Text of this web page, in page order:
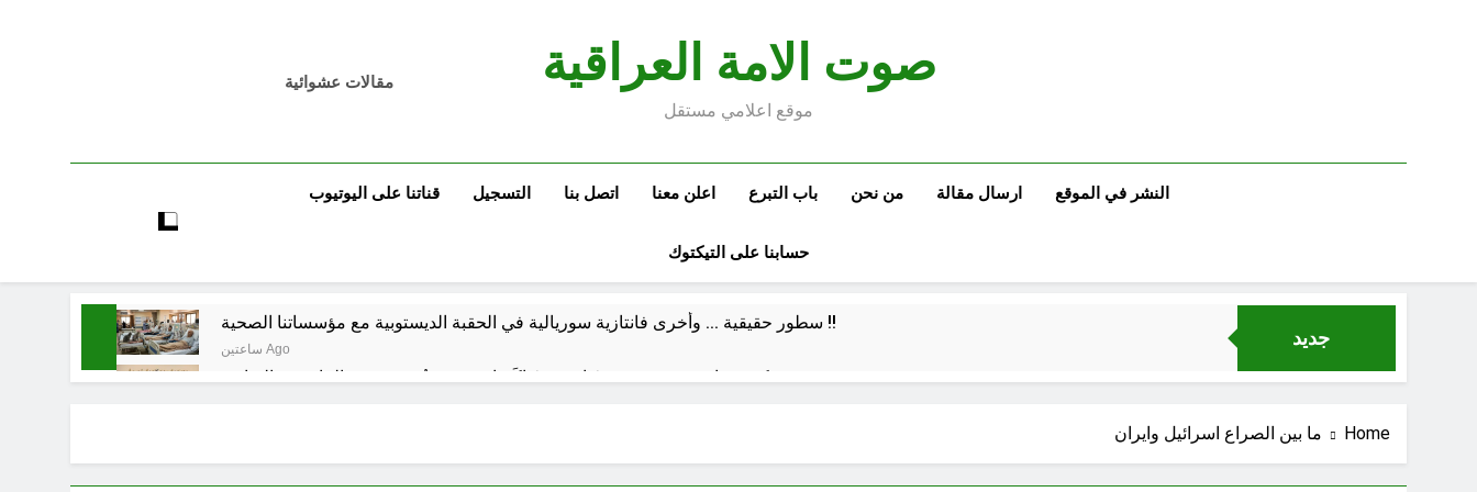
صوت الامة العراقية
موقع اعلامي مستقل
مقالات عشوائية
النشر في الموقع ارسال مقالة من نحن باب التبرع اعلن معنا اتصل بنا التسجيل قناتنا على اليوتيوب
حسابنا على التيكتوك
جديد
سطور حقيقية … وأخرى فانتازية سوريالية في الحقبة الديستوبية مع مؤسساتنا الصحية !!
ساعتين Ago
كتب ثقافية جديدة …دَردَشَاتٌ ومُشَاكَسَاتٌ صُحَفيةٌ في مقهى الماسِنجرِ الثقافي
كلمات قرآنية لها علاقة بمشاة أربعين الحسين: تسقي، آثر (ح 11) مجلس حسيني (دواعي نصب مآتم العزاء الحسيني)
Home ما بين الصراع اسرائيل وايران